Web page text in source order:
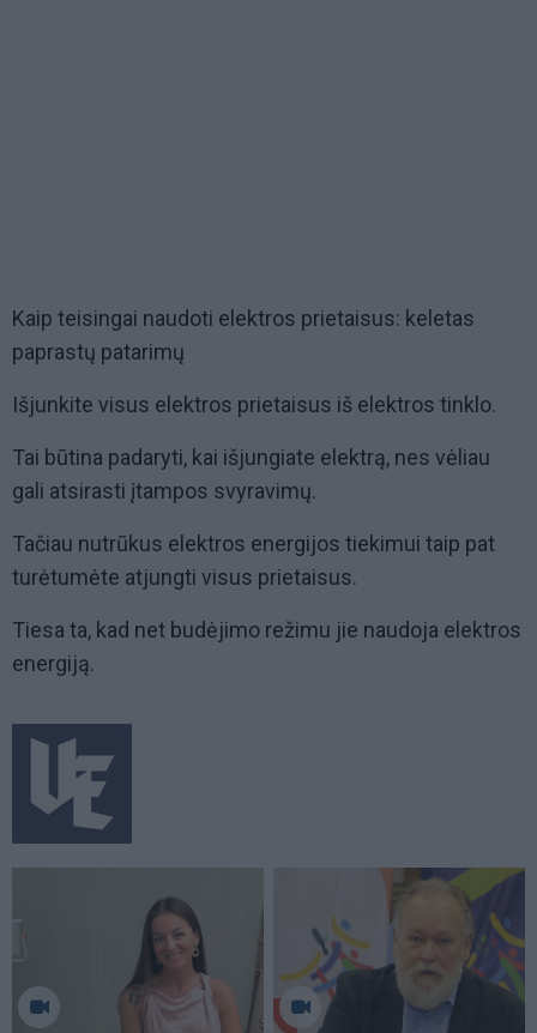
Kaip teisingai naudoti elektros prietaisus: keletas
paprastų patarimų
Išjunkite visus elektros prietaisus iš elektros tinklo.
Tai būtina padaryti, kai išjungiate elektrą, nes vėliau
gali atsirasti įtampos svyravimų.
Tačiau nutrūkus elektros energijos tiekimui taip pat
turėtumėte atjungti visus prietaisus.
Tiesa ta, kad net budėjimo režimu jie naudoja elektros
energiją.